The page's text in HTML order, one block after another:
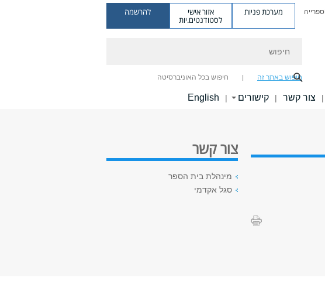
ספרייה מערכת פניות אזור אישי
לסטודנטים.יות
להרשמה
חיפוש באתר זה חיפוש בכל האוניברסיטה
| צור קשר | קישורים |
English
צור קשר
מינהלת בית הספר
סגל אקדמי